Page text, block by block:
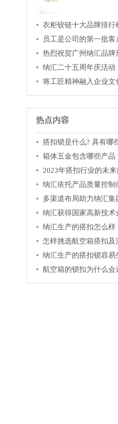
衣柜铰链十大品牌排行
员工是公司的第一批客
热烈祝贺广州纳汇品牌
纳汇二十五周年庆活动
将工匠精神融入企业文
热点内容
搭扣锁是什么? 具有哪
箱体五金包含哪些产品
2023年搭扣行业的未
纳汇依托产品质量控制
多渠道布局助力纳汇集
纳汇获得国家高新技术
纳汇生产的搭扣怎么样
怎样挑选航空箱搭扣及
纳汇生产的搭扣锁容易
航空箱的锁扣为什么会